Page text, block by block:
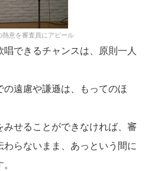
熱意を審査員にアピール
できるチャンスは、原則一人
遠慮や謙遜は、もってのほ
せることができなければ、審
らないまま、あっという間に